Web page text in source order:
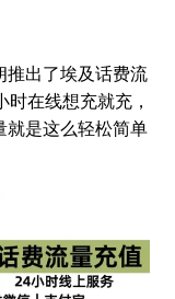
推出了埃及话费流
在线想充就充，
是这么轻松简单